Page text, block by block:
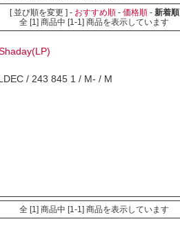
[ 並び順を変更 ] - おすすめ順- 価格順- 新着順
全 [1] 商品中 [1-1] 商品を表示しています
/ 243 845 1 / M- / M
全 [1] 商品中 [1-1] 商品を表示しています